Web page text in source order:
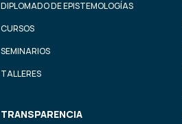
DIPLOMADO DE EPISTEMOLOGÍAS
CURSOS
SEMINARIOS
TALLERES
TRANSPARENCIA